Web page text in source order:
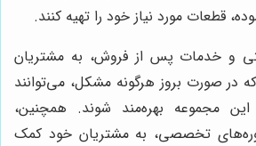
قطعات مورد نیاز خود را تهیه کنند.
و خدمات پس از فروش، به مشتریان
در صورت بروز هرگونه مشکل، می‌توانند
مجموعه بهره‌مند شوند. همچنین،
تخصصی، به مشتریان خود کمک